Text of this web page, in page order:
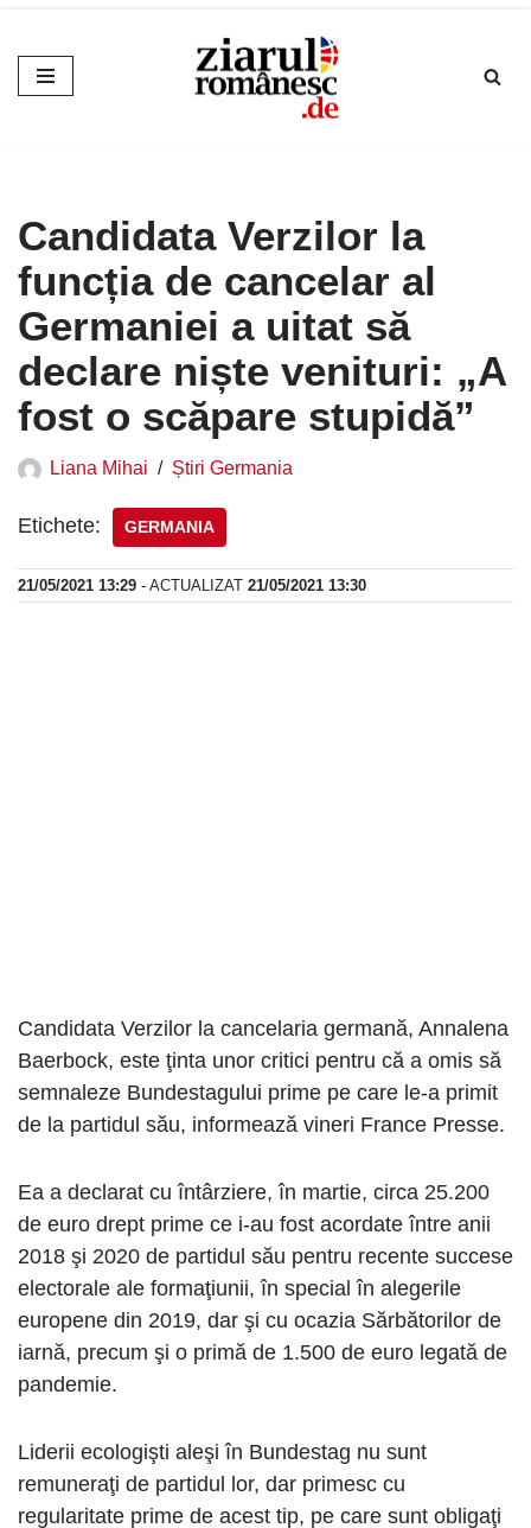
Sari
la
Candidata Verzilor la
funcția de cancelar al
Germaniei a uitat să
declare niște venituri: „A
fost o scăpare stupidă”
Liana Mihai Știri Germania
Etichete: GERMANIA
21/05/2021 13:29 - ACTUALIZAT 21/05/2021 13:30
Candidata Verzilor la cancelaria germană, Annalena
Baerbock, este ţinta unor critici pentru că a omis să
semnaleze Bundestagului prime pe care le-a primit
de la partidul său, informează vineri France Presse.
Ea a declarat cu întârziere, în martie, circa 25.200
de euro drept prime ce i-au fost acordate între anii
2018 şi 2020 de partidul său pentru recente succese
electorale ale formaţiunii, în special în alegerile
europene din 2019, dar şi cu ocazia Sărbătorilor de
iarnă, precum şi o primă de 1.500 de euro legată de
pandemie.
Liderii ecologişti aleşi în Bundestag nu sunt
remuneraţi de partidul lor, dar primesc cu
regularitate prime de acest tip, pe care sunt obligaţi